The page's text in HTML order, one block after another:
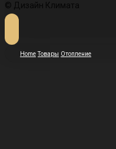
© Дизайн Климата
Home Товары Отопление